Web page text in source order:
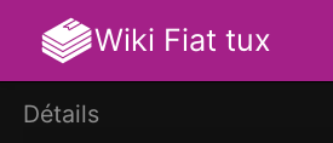
Wiki Fiat tux
Détails